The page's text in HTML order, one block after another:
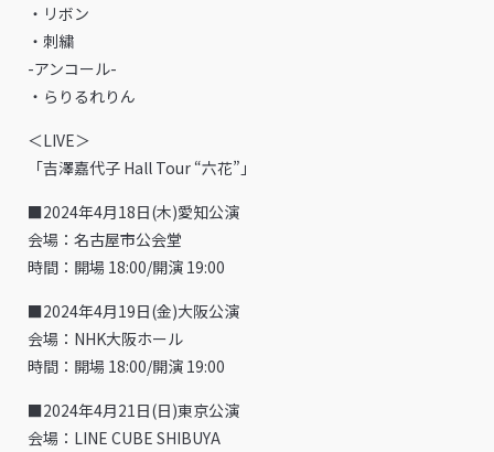
・リボン
・刺繍
-アンコール-
・らりるれりん
＜LIVE＞
「吉澤嘉代子 Hall Tour “六花”」
■2024年4月18日(木)愛知公演
会場：名古屋市公会堂
時間：開場 18:00/開演 19:00
■2024年4月19日(金)大阪公演
会場：NHK大阪ホール
時間：開場 18:00/開演 19:00
■2024年4月21日(日)東京公演
会場：LINE CUBE SHIBUYA